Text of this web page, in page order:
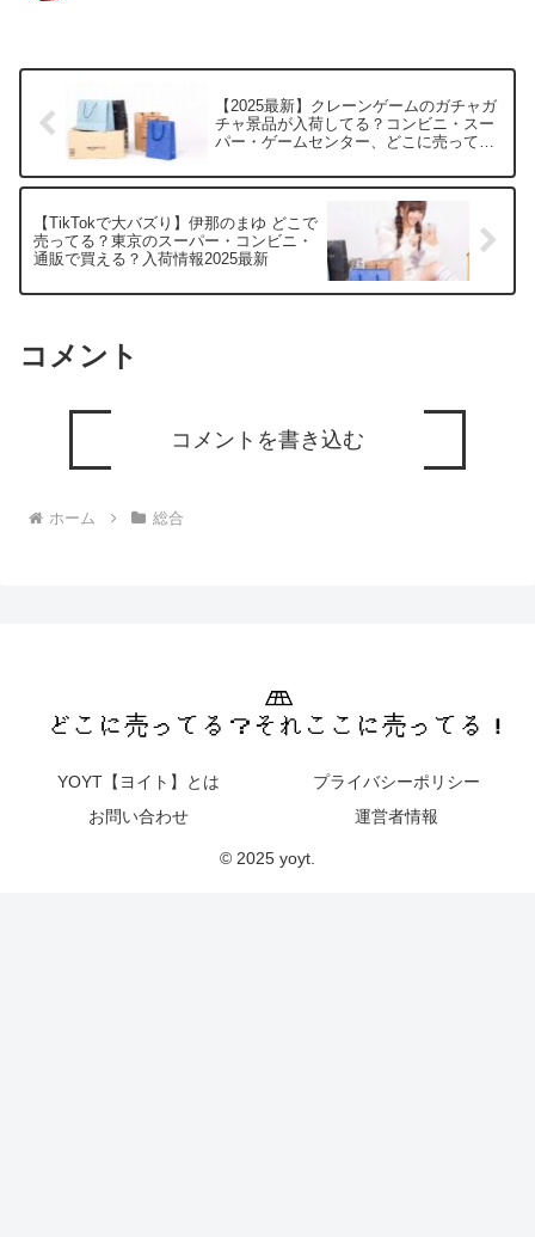
【2025最新】クレーンゲームのガチャガ
チャ景品が入荷してる？コンビニ・スー
パー・ゲームセンター、どこに売ってる
【TikTokで大バズり】伊那のまゆ どこで
売ってる？東京のスーパー・コンビニ・
通販で買える？入荷情報2025最新
コメント
コメントを書き込む
ホーム 総合
YOYT【ヨイト】とは
プライバシーポリシー
お問い合わせ
運営者情報
© 2025 yoyt.